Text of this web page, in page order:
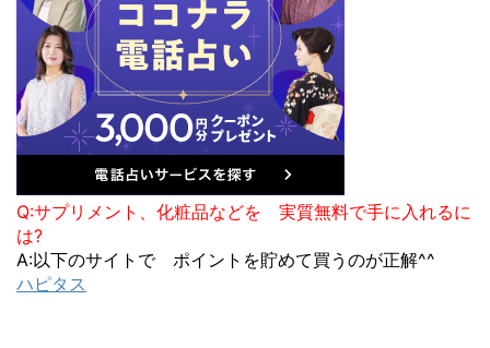
Q:サプリメント、化粧品などを 実質無料で手に入れるに
は?
A:以下のサイトで ポイントを貯めて買うのが正解^^
ハピタス